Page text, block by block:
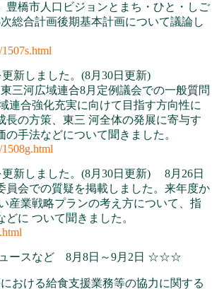
豊橋市人口ビジョンとまち・ひと・しご
総合計画後期基本計画について議論し
新しました。(8月30日更新)
三河広域連合8月定例議会での一般質問
連合強化充実に向けて目指す方向性に
長の方策、東三 河全体の発展に寄与す
の手法などについて聞きました。
新しました。(8月30日更新) 8月26日
員会での質疑を掲載しました。来年度か
産業戦略プランの考え方について、指
に ついて聞きました。
ースなど 8月8日～9月2日 ☆☆☆
における給食支援業務等の協力に関する